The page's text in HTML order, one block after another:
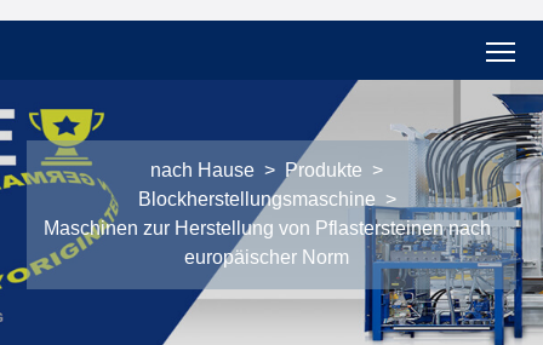
nach Hause > Produkte >
Blockherstellungsmaschine >
Maschinen zur Herstellung von Pflastersteinen nach
europäischer Norm